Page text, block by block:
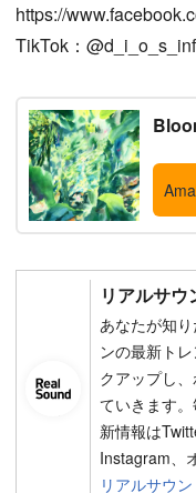
https://
TikTok：
リアルサ
あなたが知
ンの最新ト
クアップし
ていきます
新情報は
Instagram、
リアルサウ